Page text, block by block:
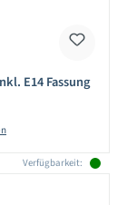
E14 Fassung
Verfügbarkeit: